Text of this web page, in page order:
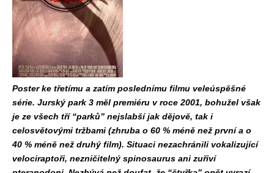
Poster ke třetímu a zatím poslednímu filmu veleúspěšné
série. Jurský park 3 měl premiéru v roce 2001, bohužel však
je ze všech tří “parků” nejslabší jak dějově, tak i
celosvětovými tržbami (zhruba o 60 % méně než první a o
40 % méně než druhý film). Situaci nezachránili vokalizující
velociraptoři, nezničitelný spinosaurus ani zuřiví